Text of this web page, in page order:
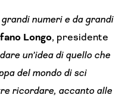
numeri e da grandi
Longo, presidente
un’idea di quello che
del mondo di sci
ricordare, accanto alle